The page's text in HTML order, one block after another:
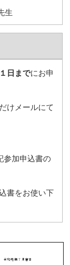
日までにお申
けメールにて
参加申込書の
書をお使い下